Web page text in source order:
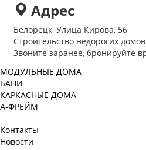
Адрес
Белорецк, Улица Кирова, 56
Строительство недорогих
Звоните заранее, бронируйте
Контакты
Новости
МОДУЛЬНЫЕ ДОМА
БАНИ
КАРКАСНЫЕ ДОМА
А-ФРЕЙМ